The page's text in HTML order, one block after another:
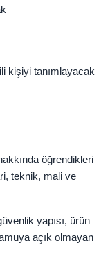
kişiyi tanımlayacak
öğrendikleri
teknik, mali ve
yapısı, ürün
açık olmayan